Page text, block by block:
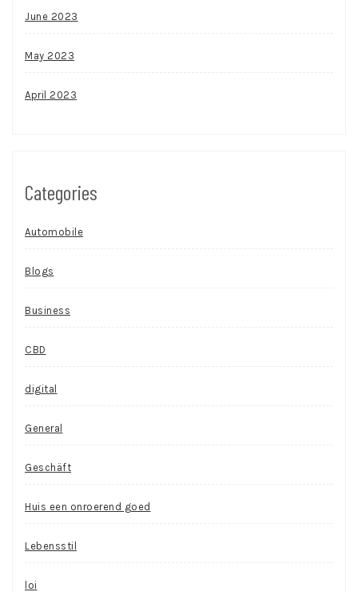
June 2023
May 2023
April 2023
Categories
Automobile
Blogs
Business
CBD
digital
General
Geschäft
Huis een onroerend goed
Lebensstil
loi